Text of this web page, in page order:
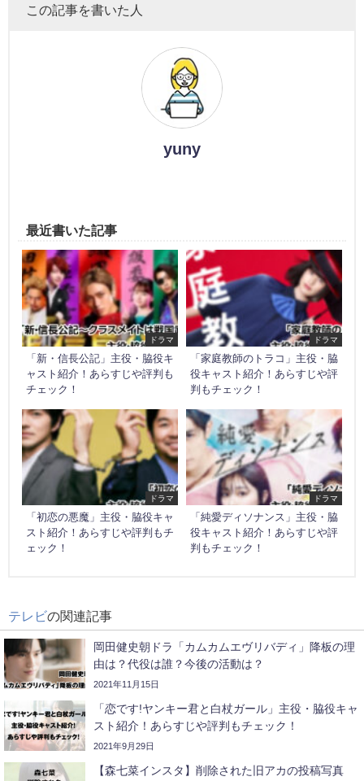
この記事を書いた人
yuny
最近書いた記事
ドラマ
「新・信長公記」主役・脇役キ
ャスト紹介！あらすじや評判も
チェック！
ドラマ
「家庭教師のトラコ」主役・脇
役キャスト紹介！あらすじや評
判もチェック！
ドラマ
「初恋の悪魔」主役・脇役キャ
スト紹介！あらすじや評判もチ
ェック！
ドラマ
「純愛ディソナンス」主役・脇
役キャスト紹介！あらすじや評
判もチェック！
テレビの関連記事
岡田健史朝ドラ「カムカムエヴリバディ」降板の理
由は？代役は誰？今後の活動は？
2021年11月15日
「恋です!ヤンキー君と白杖ガール」主役・脇役キャ
スト紹介！あらすじや評判もチェック！
2021年9月29日
【森七菜インスタ】削除された旧アカの投稿写真